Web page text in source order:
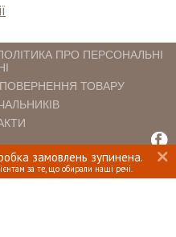
замовлень зупинена.
за те, що обирали наші речі.
ПРО ПЕРСОНАЛЬНІ
ТОВАРУ
ПРАВА ЗАХИЩЕНІ.